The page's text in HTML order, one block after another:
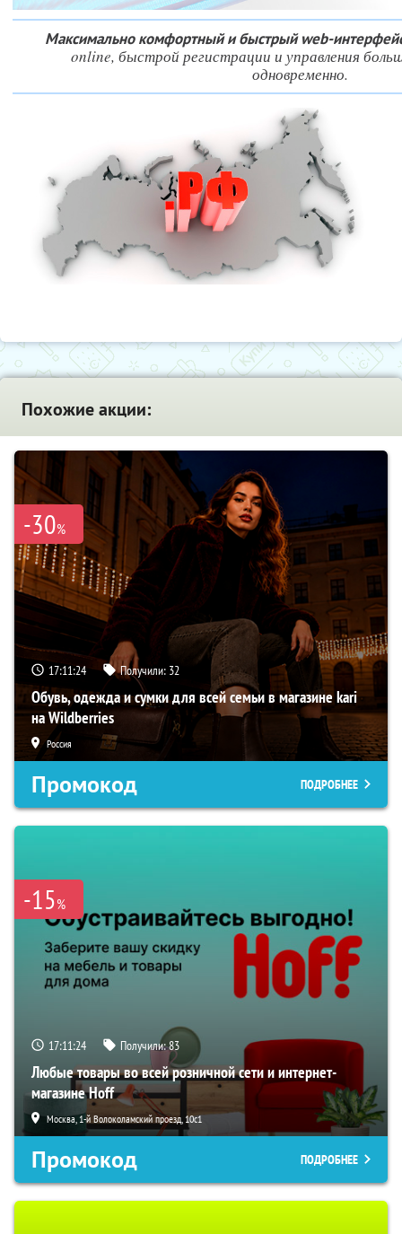
Максимально комфортный и быстрый web-
online, быстрой регистрации и управления
одновременно.
Похожие акции:
-30%
17:11:23 Получили: 32
Обувь, одежда и сумки для всей семьи в магазине kari
на Wildberries
Россия
Промокод ПОДРОБНЕЕ
-15%
17:11:23 Получили:83
Любые товары во всей розничной сети и интернет-
магазине Hoff
Москва, 1-й Волоколамский проезд, 10с1
Промокод ПОДРОБНЕЕ